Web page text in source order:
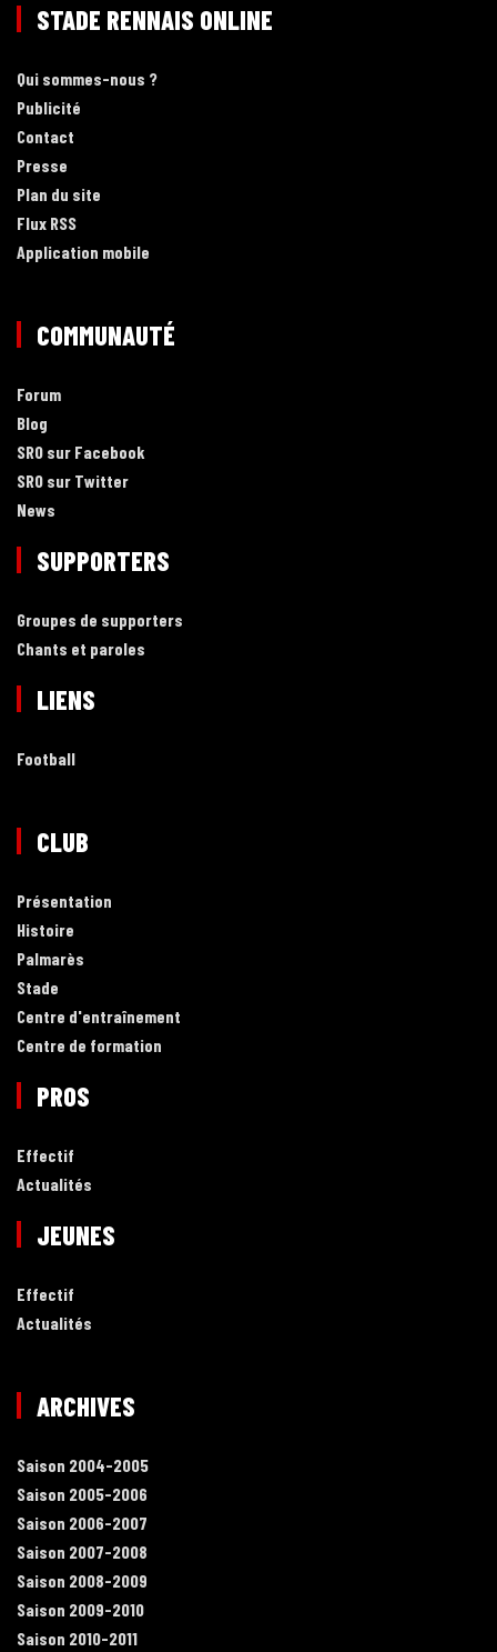
STADE RENNAIS ONLINE
Qui sommes-nous ?
Publicité
Contact
Presse
Plan du site
Flux RSS
Application mobile
COMMUNAUTÉ
Forum
Blog
SRO sur Facebook
SRO sur Twitter
News
SUPPORTERS
Groupes de supporters
Chants et paroles
LIENS
Football
CLUB
Présentation
Histoire
Palmarès
Stade
Centre d'entraînement
Centre de formation
PROS
Effectif
Actualités
JEUNES
Effectif
Actualités
ARCHIVES
Saison 2004-2005
Saison 2005-2006
Saison 2006-2007
Saison 2007-2008
Saison 2008-2009
Saison 2009-2010
Saison 2010-2011